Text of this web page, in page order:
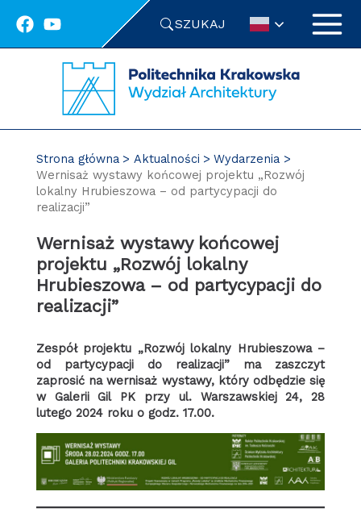
SZUKAJ
Strona główna Aktualności
Wydarzenia
Wernisaż wystawy końcowej projektu „Rozwój
lokalny Hrubieszowa – od partycypacji do
realizacji”
Wernisaż wystawy końcowej
projektu „Rozwój lokalny
Hrubieszowa – od partycypacji do
realizacji”
Zespół projektu „Rozwój lokalny Hrubieszowa –
od partycypacji do realizacji” ma zaszczyt
zaprosić na wernisaż wystawy, który odbędzie się
w Galerii Gil PK przy ul. Warszawskiej 24, 28
lutego 2024 roku o godz. 17.00.